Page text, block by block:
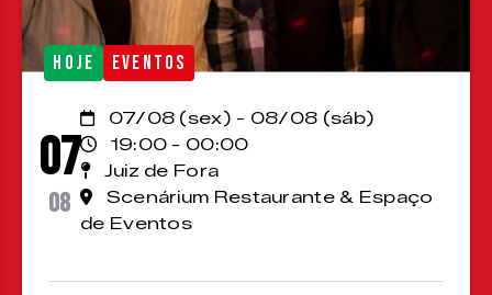
HOJE EVENTOS
07
08
07/08 (sex) - 08/08 (sáb)
19:00 - 00:00
Juiz de Fora
Scenárium Restaurante & Espaço
de Eventos